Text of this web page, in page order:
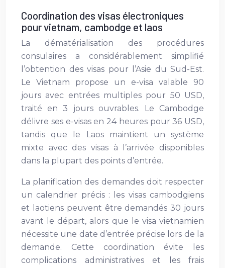
Coordination des visas électroniques
pour vietnam, cambodge et laos
La dématérialisation des procédures
consulaires a considérablement simplifié
l’obtention des visas pour l’Asie du Sud-Est.
Le Vietnam propose un e-visa valable 90
jours avec entrées multiples pour 50 USD,
traité en 3 jours ouvrables. Le Cambodge
délivre ses e-visas en 24 heures pour 36 USD,
tandis que le Laos maintient un système
mixte avec des visas à l’arrivée disponibles
dans la plupart des points d’entrée.
La planification des demandes doit respecter
un calendrier précis : les visas cambodgiens
et laotiens peuvent être demandés 30 jours
avant le départ, alors que le visa vietnamien
nécessite une date d’entrée précise lors de la
demande. Cette coordination évite les
complications administratives et les frais